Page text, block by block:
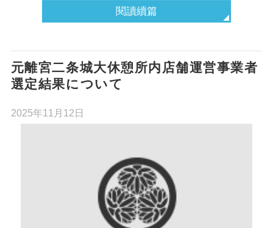
閱讀續篇
元離宮二条城大休憩所内店舗運営事業者
選定結果について
2025年11月12日